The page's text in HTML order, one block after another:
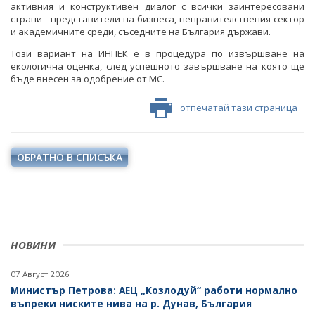
НОВИНИ
07 Август 2026
Министър Петрова: АЕЦ „Козлодуй“ работи нормално
въпреки ниските нива на р. Дунав, България
активния и конструктивен диалог с всички заинтересовани
страни - представители на бизнеса, неправителствения сектор
и академичните среди, съседните на България държави.
Този вариант на ИНПЕК е в процедура по извършване на
екологична оценка, след успешното завършване на която ще
бъде внесен за одобрение от МС.
отпечатай тази страница
ОБРАТНО В СПИСЪКА